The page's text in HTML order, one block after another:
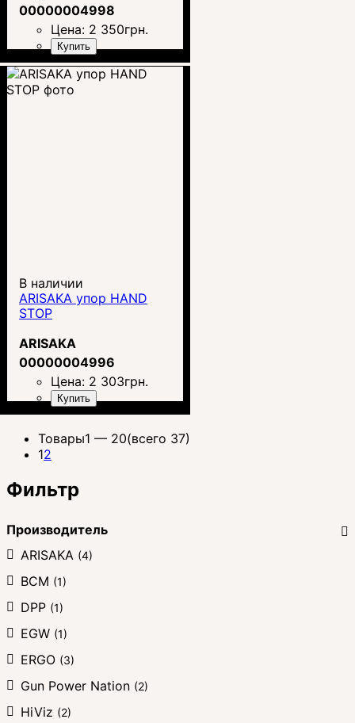
00000004998
Цена: 2 350грн.
Купить
В наличии
ARISAKA упор HAND
STOP
ARISAKA
00000004996
Цена: 2 303грн.
Купить
Товары1 — 20(всего 37)
12
Фильтр
Производитель
ARISAKA (4)
BCM (1)
DPP (1)
EGW (1)
ERGO (3)
Gun Power Nation (2)
HiViz (2)